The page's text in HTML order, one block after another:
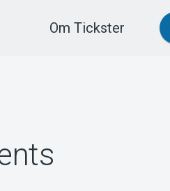
Om Tickster